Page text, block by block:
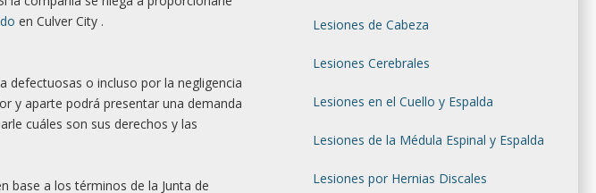
en Culver City .
defectuosas o incluso por la negligencia
y aparte podrá presentar una demanda
cuáles son sus derechos y las
base a los términos de la Junta de
Lesiones de Cabeza
Lesiones Cerebrales
Lesiones en el Cuello y Espalda
Lesiones de la Médula Espinal y Espalda
Lesiones por Hernias Discales